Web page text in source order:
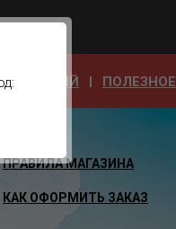
ПОЛЕЗНОЕ
ПРАВИЛА МАГАЗИНА
КАК ОФОРМИТЬ ЗАКАЗ